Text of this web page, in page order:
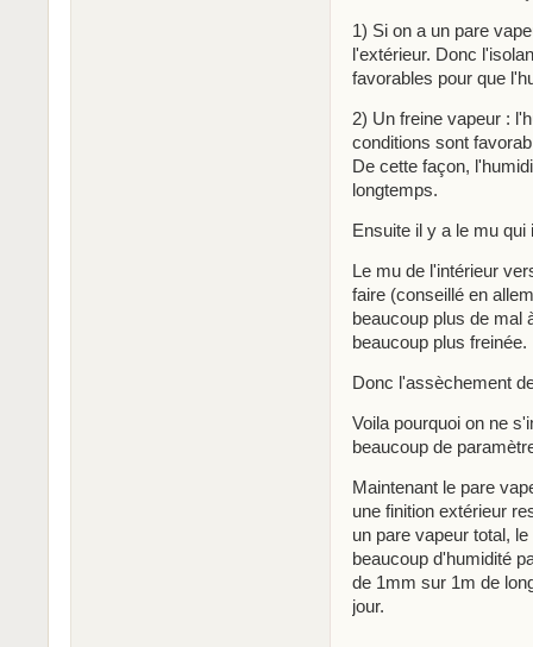
1) Si on a un pare
l'extérieur. Donc
favorables pour que
2) Un freine vapeur :
conditions sont
De cette façon,
longtemps.
Ensuite il y a le mu qui
Le mu de l'intérieur
faire (conseillé en
beaucoup plus de mal
beaucoup plus freinée.
Donc l'assèchement
Voila pourquoi on ne
beaucoup de
Maintenant le pare
une finition extérieur
un pare vapeur total,
beaucoup d'humidité
de 1mm sur 1m de
jour.